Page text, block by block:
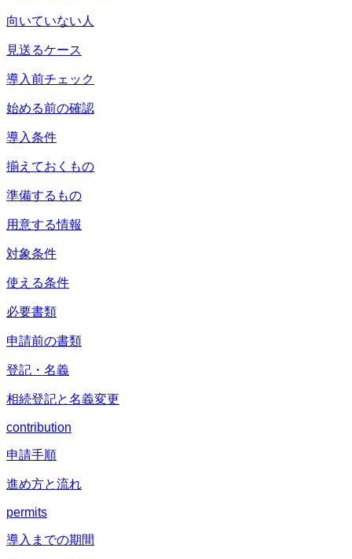
向いていない人
見送るケース
導入前チェック
始める前の確認
導入条件
揃えておくもの
準備するもの
用意する情報
対象条件
使える条件
必要書類
申請前の書類
登記・名義
相続登記と名義変更
contribution
申請手順
進め方と流れ
permits
導入までの期間